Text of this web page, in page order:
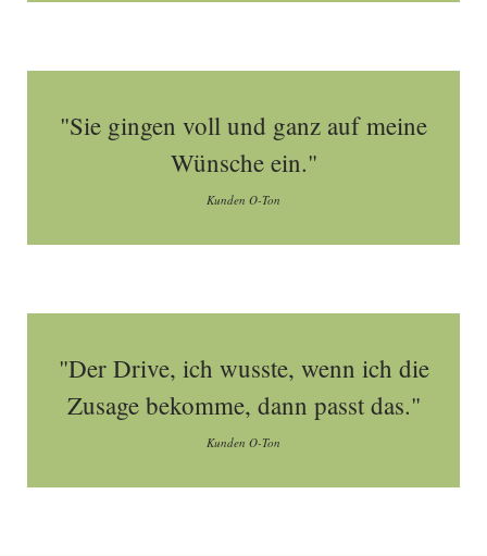
"Sie gingen voll und ganz auf meine
Wünsche ein."
Kunden O-Ton
"Der Drive, ich wusste, wenn ich die
Zusage bekomme, dann passt das."
Kunden O-Ton